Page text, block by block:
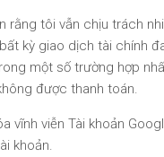
rằng tôi vẫn chịu trách
kỳ giao dịch tài chính
một số trường hợp
được thanh toán.
vĩnh viễn Tài khoản
khoản.